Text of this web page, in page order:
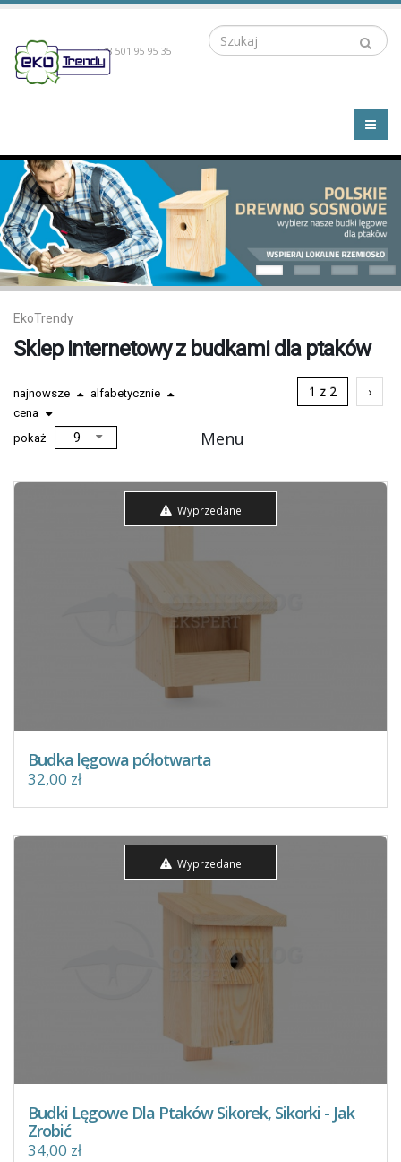
Szukaj
+48 501 95 95 35
EkoTrendy
Sklep internetowy z budkami dla ptaków
najnowsze
alfabetycznie
cena
pokaż
1 z 2 ›
Wyprzedane
Budka lęgowa półotwarta
32,00 zł
Wyprzedane
Budki Lęgowe Dla Ptaków Sikorek, Sikorki - Jak
Zrobić
34,00 zł
Menu